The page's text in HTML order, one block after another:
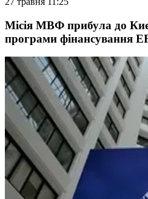
Місія МВФ прибула до
програми фінансування